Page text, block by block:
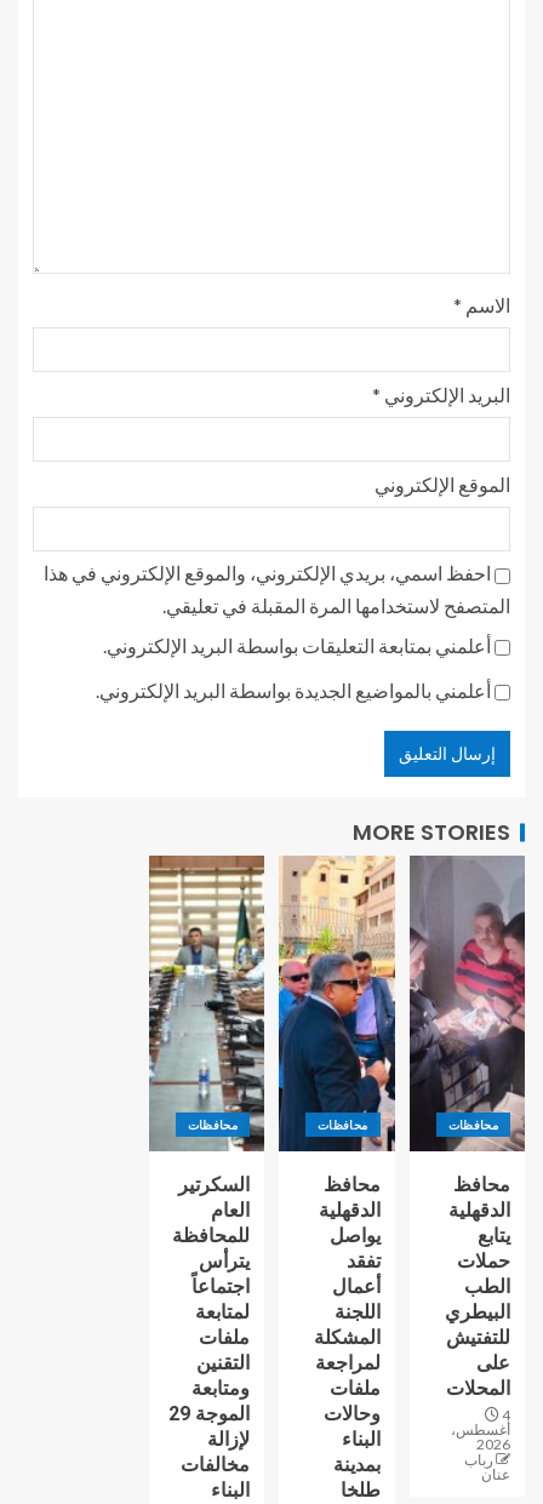
الاسم *
البريد الإلكتروني *
الموقع الإلكتروني
احفظ اسمي، بريدي الإلكتروني، والموقع الإلكتروني في هذا
المتصفح لاستخدامها المرة المقبلة في تعليقي.
أعلمني بمتابعة التعليقات بواسطة البريد الإلكتروني.
أعلمني بالمواضيع الجديدة بواسطة البريد الإلكتروني.
MORE STORIES
محافظات
محافظ
الدقهلية
يتابع
حملات
الطب
البيطري
للتفتيش
على
المحلات
4
أغسطس،
2026
رباب
عنان
محافظات
محافظ
الدقهلية
يواصل
تفقد
أعمال
اللجنة
المشكلة
لمراجعة
ملفات
وحالات
البناء
بمدينة
طلخا
محافظات
السكرتير
العام
للمحافظة
يترأس
اجتماعاً
لمتابعة
ملفات
التقنين
ومتابعة
الموجة 29
لإزالة
مخالفات
البناء